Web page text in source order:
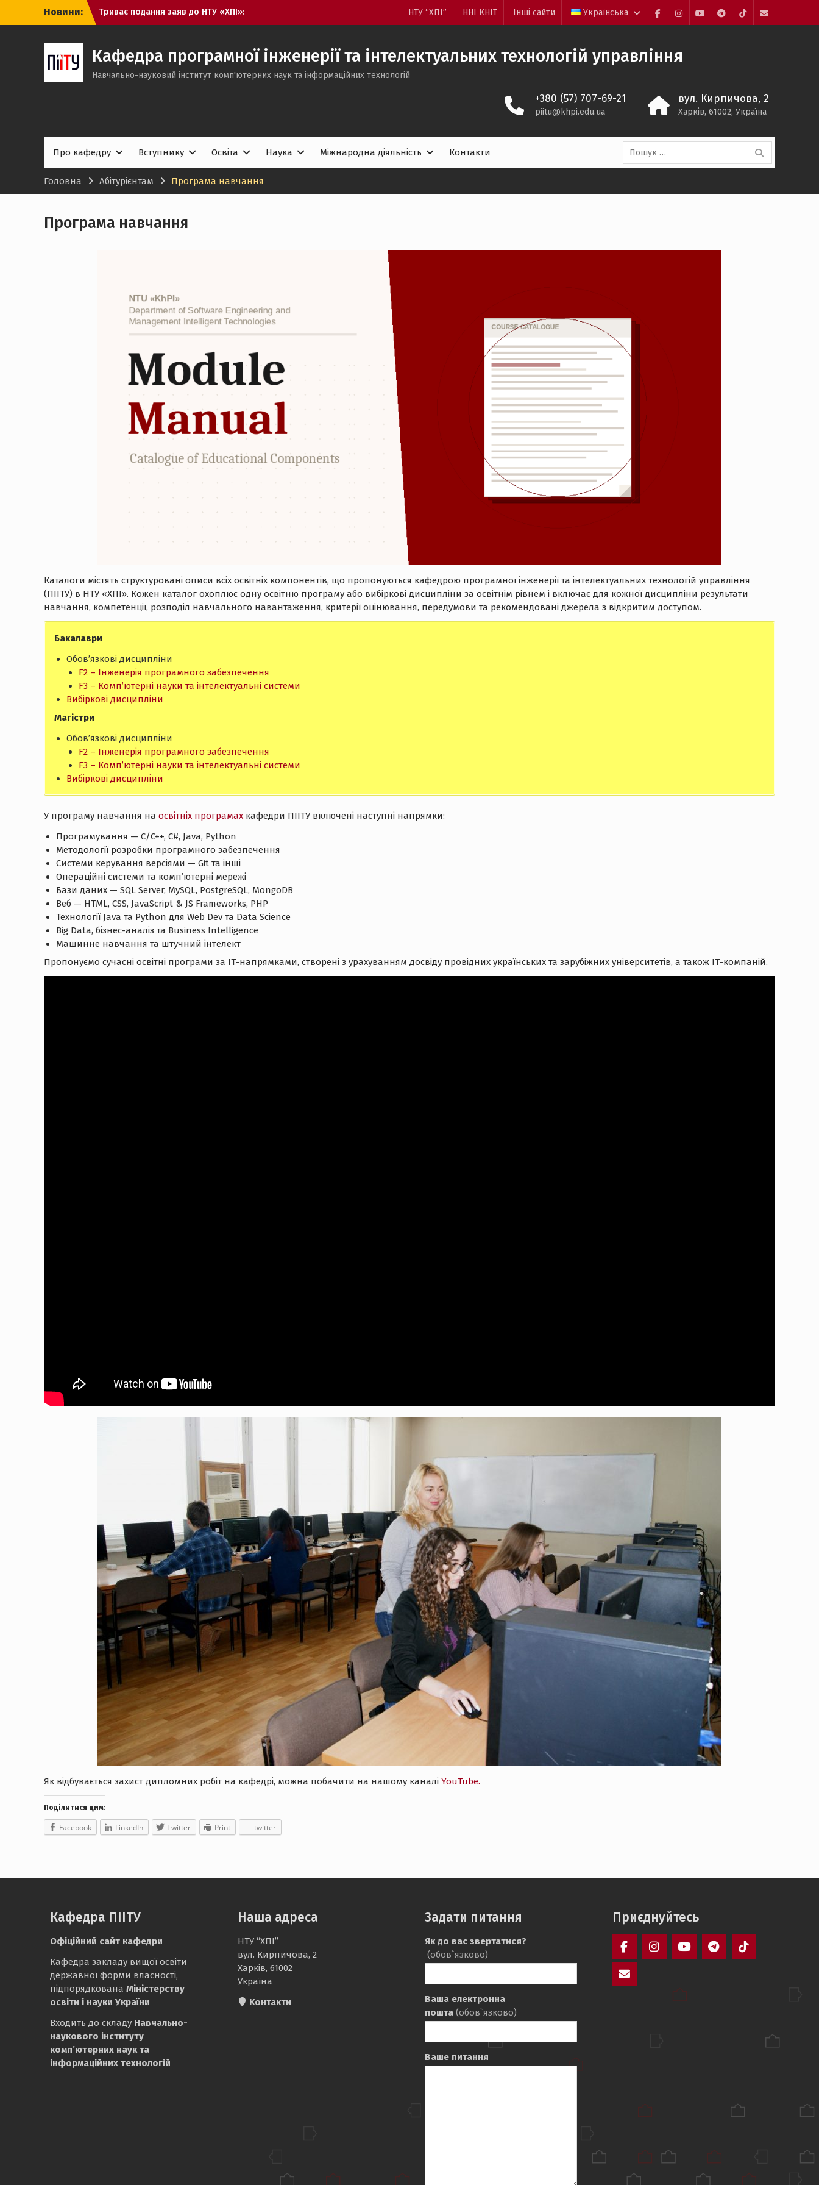
Новини:
освітні програми кафедри ПІІТУ
Вступна кампанія 2026: що означають
Вступникам 2026: незабаром
з’являться рекомендації до
зарахування
FacebookInstagram
YouTubeTelegram
TikTokMail
НТУ “ХПІ” ННІ КНІТ Інші сайти Українська
Кафедра програмної інженерії та інтелектуальних технологій управління
Навчально-науковий інститут комп'ютерних наук та інформаційних технологій
+380 (57) 707-69-21
piitu@khpi.edu.ua
вул. Кирпичова, 2
Харків, 61002, Україна
Про кафедру Вступнику Освіта Наука Міжнародна діяльність Контакти
Пошук:
Головна Абітурієнтам Програма навчання
Програма навчання
Каталоги містять структуровані описи всіх освітніх компонентів, що пропонуються кафедрою програмної інженерії та інтелектуальних технологій управління
(ПІІТУ) в НТУ «ХПІ». Кожен каталог охоплює одну освітню програму або вибіркові дисципліни за освітнім рівнем і включає для кожної дисципліни результати
навчання, компетенції, розподіл навчального навантаження, критерії оцінювання, передумови та рекомендовані джерела з відкритим доступом.
Бакалаври
Обов’язкові дисципліни
F2 – Інженерія програмного забезпечення
F3 – Комп’ютерні науки та інтелектуальні системи
Вибіркові дисципліни
Магістри
Обов’язкові дисципліни
F2 – Інженерія програмного забезпечення
F3 – Комп’ютерні науки та інтелектуальні системи
Вибіркові дисципліни
У програму навчання на освітніх програмах кафедри ПІІТУ включені наступні напрямки:
Програмування — C/C++, C#, Java, Python
Методології розробки програмного забезпечення
Системи керування версіями — Git та інші
Операційні системи та комп’ютерні мережі
Бази даних — SQL Server, MySQL, PostgreSQL, MongoDB
Веб — HTML, CSS, JavaScript & JS Frameworks, PHP
Технології Java та Python для Web Dev та Data Science
Big Data, бізнес-аналіз та Business Intelligence
Машинне навчання та штучний інтелект
Пропонуємо сучасні освітні програми за ІТ-напрямками, створені з урахуванням досвіду провідних українських та зарубіжних університетів, а також ІТ-компаній.
Як відбувається захист дипломних робіт на кафедрі, можна побачити на нашому каналі YouTube.
Поділитися цим:
Facebook LinkedIn Twitter Print twitter
Кафедра ПІІТУ
Офіційний сайт кафедри
Кафедра закладу вищої освіти
державної форми власності,
підпорядкована Міністерству
освіти і науки України
Входить до складу Навчально-
наукового інституту
комп’ютерних наук та
інформаційних технологій
Наша адреса
НТУ “ХПІ”
вул. Кирпичова, 2
Харків, 61002
Україна
Контакти
Задати питання
Як до вас звертатися?
(обов`язково)
Ваша електронна
пошта (обов`язково)
Ваше питання
Приєднуйтесь